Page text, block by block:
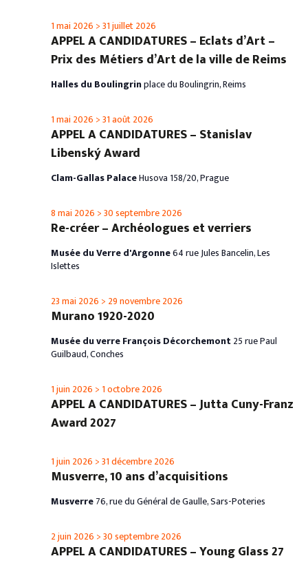
APPEL A CANDIDATURES – Eclats d’Art –
Prix des Métiers d’Art de la ville de Reims
1 mai 2026 >31 juillet 2026
Halles du Boulingrinplace du Boulingrin, Reims
APPEL A CANDIDATURES – Stanislav
Libenský Award
1 mai 2026 >31 août 2026
Clam-Gallas PalaceHusova 158/20, Prague
Re-créer – Archéologues et verriers
8 mai 2026 >30 septembre 2026
Musée du Verre d'Argonne64 rue Jules Bancelin, Les
Islettes
Murano 1920-2020
23 mai 2026 > 29 novembre 2026
Musée du verre François Décorchemont25 rue Paul
Guilbaud, Conches
APPEL A CANDIDATURES – Jutta Cuny-Franz
Award 2027
1 juin 2026 > 1 octobre 2026
Musverre, 10 ans d’acquisitions
1 juin 2026 >31 décembre 2026
Musverre76, rue du Général de Gaulle, Sars-Poteries
APPEL A CANDIDATURES – Young Glass 27
2 juin 2026 >30 septembre 2026